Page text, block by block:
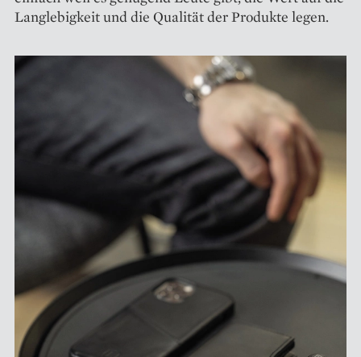
Lang­lebigkeit und die Qualität der Produkte legen.